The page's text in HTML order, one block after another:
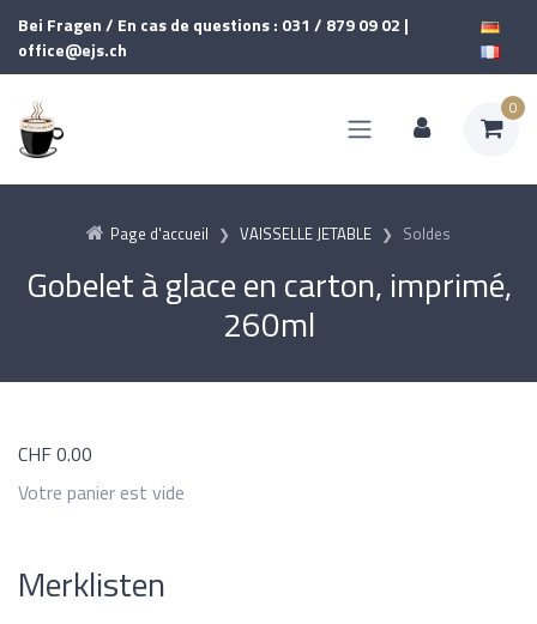
Bei Fragen / En cas de questions : 031 / 879 09 02 |
office@ejs.ch
0
Page d'accueil VAISSELLE JETABLE Soldes
Gobelet à glace en carton, imprimé,
260ml
CHF0.00
Votre panier est vide
Merklisten